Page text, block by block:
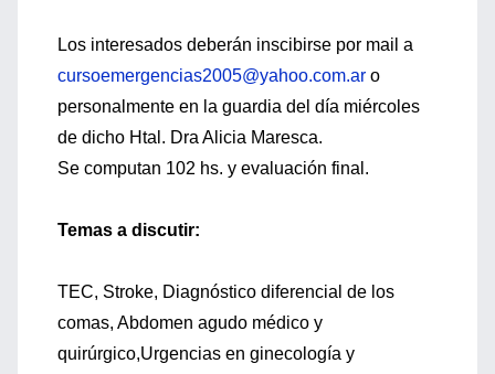
Los interesados deberán inscibirse por mail a
cursoemergencias2005@yahoo.com.ar o
personalmente en la guardia del día miércoles
de dicho Htal. Dra Alicia Maresca.
Se computan 102 hs. y evaluación final.
Temas a discutir:
TEC, Stroke, Diagnóstico diferencial de los
comas, Abdomen agudo médico y
quirúrgico,Urgencias en ginecología y